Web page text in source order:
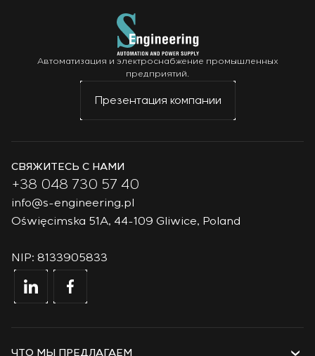
Автоматизация и электроснабжение промышленных
предприятий.
Презентация компании
СВЯЖИТЕСЬ С НАМИ
+38 048 730 57 40
info@s-engineering.pl
Oświęcimska 51A, 44-109 Gliwice, Poland
NIP: 8133905833
ЧТО МЫ ПРЕДЛАГАЕМ